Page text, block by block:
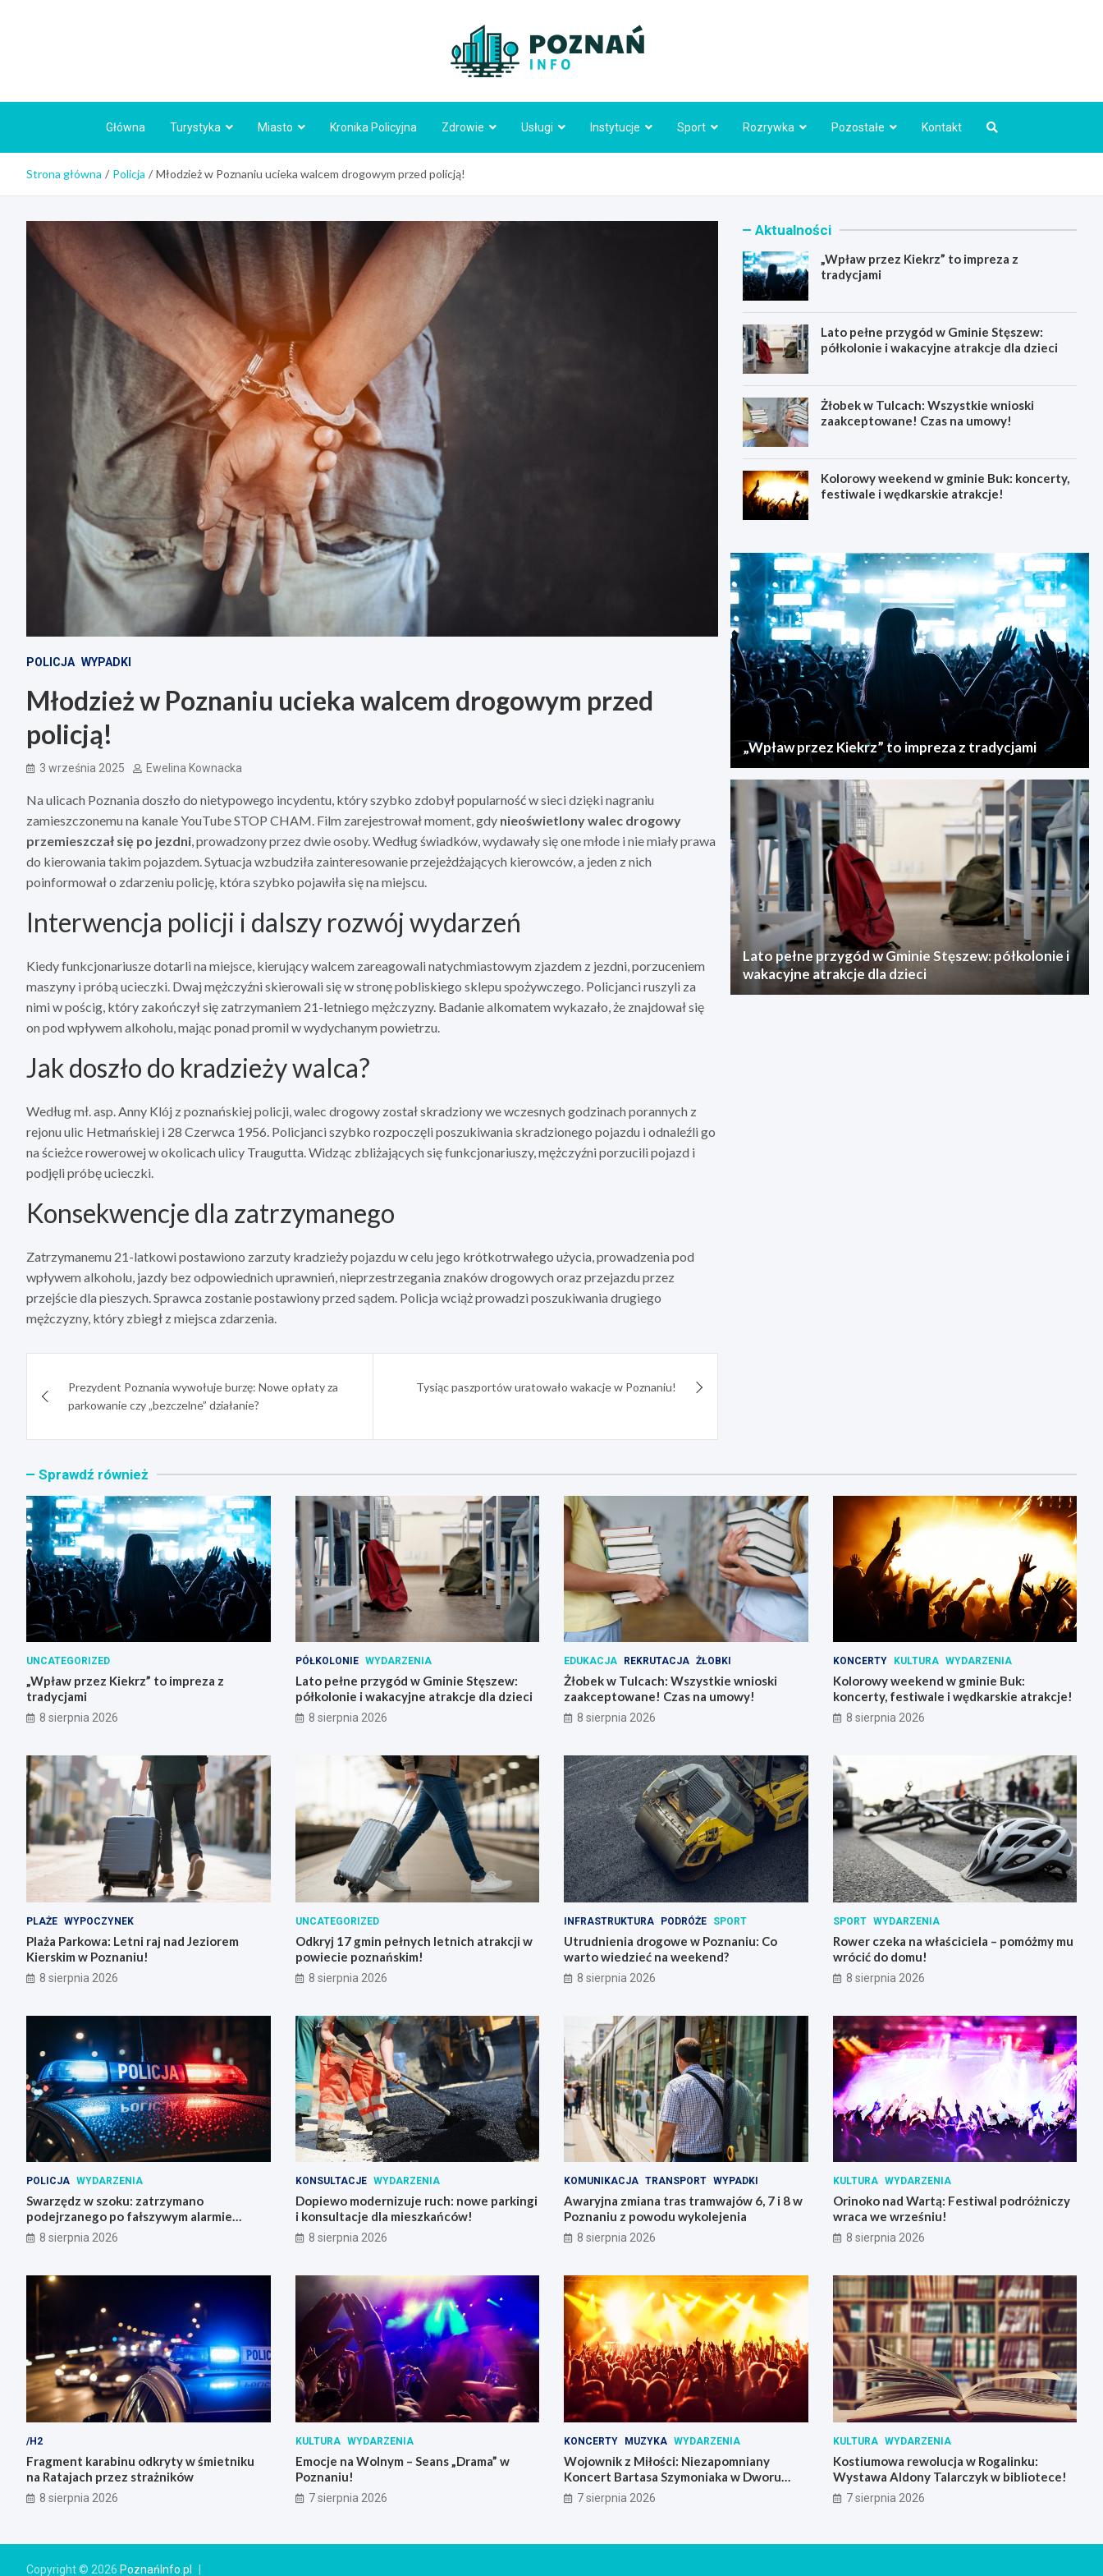
Główna Turystyka Miasto Kronika Policyjna Zdrowie Usługi Instytucje Sport Rozrywka Pozostałe Kontakt
Strona główna Policja Młodzież w Poznaniu ucieka walcem drogowym przed policją!
POLICJA WYPADKI
Młodzież w Poznaniu ucieka walcem drogowym przed
policją!
3 września 2025 Ewelina Kownacka
Na ulicach Poznania doszło do nietypowego incydentu, który szybko zdobył popularność w sieci dzięki nagraniu
zamieszczonemu na kanale YouTube STOP CHAM. Film zarejestrował moment, gdy nieoświetlony walec drogowy
przemieszczał się po jezdni, prowadzony przez dwie osoby. Według świadków, wydawały się one młode i nie miały prawa
do kierowania takim pojazdem. Sytuacja wzbudziła zainteresowanie przejeżdżających kierowców, a jeden z nich
poinformował o zdarzeniu policję, która szybko pojawiła się na miejscu.
Interwencja policji i dalszy rozwój wydarzeń
Kiedy funkcjonariusze dotarli na miejsce, kierujący walcem zareagowali natychmiastowym zjazdem z jezdni, porzuceniem
maszyny i próbą ucieczki. Dwaj mężczyźni skierowali się w stronę pobliskiego sklepu spożywczego. Policjanci ruszyli za
nimi w pościg, który zakończył się zatrzymaniem 21-letniego mężczyzny. Badanie alkomatem wykazało, że znajdował się
on pod wpływem alkoholu, mając ponad promil w wydychanym powietrzu.
Jak doszło do kradzieży walca?
Według mł. asp. Anny Klój z poznańskiej policji, walec drogowy został skradziony we wczesnych godzinach porannych z
rejonu ulic Hetmańskiej i 28 Czerwca 1956. Policjanci szybko rozpoczęli poszukiwania skradzionego pojazdu i odnaleźli go
na ścieżce rowerowej w okolicach ulicy Traugutta. Widząc zbliżających się funkcjonariuszy, mężczyźni porzucili pojazd i
podjęli próbę ucieczki.
Konsekwencje dla zatrzymanego
Zatrzymanemu 21-latkowi postawiono zarzuty kradzieży pojazdu w celu jego krótkotrwałego użycia, prowadzenia pod
wpływem alkoholu, jazdy bez odpowiednich uprawnień, nieprzestrzegania znaków drogowych oraz przejazdu przez
przejście dla pieszych. Sprawca zostanie postawiony przed sądem. Policja wciąż prowadzi poszukiwania drugiego
mężczyzny, który zbiegł z miejsca zdarzenia.
wpisuPrezydent Poznania wywołuje burzę: Nowe opłaty za
parkowanie czy „bezczelne” działanie?
Tysiąc paszportów uratowało wakacje w Poznaniu!
Aktualności
„Wpław przez Kiekrz” to impreza z
tradycjami
Lato pełne przygód w Gminie Stęszew:
półkolonie i wakacyjne atrakcje dla dzieci
Żłobek w Tulcach: Wszystkie wnioski
zaakceptowane! Czas na umowy!
Kolorowy weekend w gminie Buk: koncerty,
festiwale i wędkarskie atrakcje!
„Wpław przez Kiekrz” to impreza z tradycjami
Lato pełne przygód w Gminie Stęszew: półkolonie i
wakacyjne atrakcje dla dzieci
Sprawdź również
UNCATEGORIZED
„Wpław przez Kiekrz” to impreza z
tradycjami
8 sierpnia 2026
PÓŁKOLONIE WYDARZENIA
Lato pełne przygód w Gminie Stęszew:
półkolonie i wakacyjne atrakcje dla dzieci
8 sierpnia 2026
EDUKACJA REKRUTACJA ŻŁOBKI
Żłobek w Tulcach: Wszystkie wnioski
zaakceptowane! Czas na umowy!
8 sierpnia 2026
KONCERTY KULTURA WYDARZENIA
Kolorowy weekend w gminie Buk:
koncerty, festiwale i wędkarskie atrakcje!
8 sierpnia 2026
PLAŻE WYPOCZYNEK
Plaża Parkowa: Letni raj nad Jeziorem
Kierskim w Poznaniu!
8 sierpnia 2026
UNCATEGORIZED
Odkryj 17 gmin pełnych letnich atrakcji w
powiecie poznańskim!
8 sierpnia 2026
INFRASTRUKTURA PODRÓŻE SPORT
Utrudnienia drogowe w Poznaniu: Co
warto wiedzieć na weekend?
8 sierpnia 2026
SPORT WYDARZENIA
Rower czeka na właściciela – pomóżmy mu
wrócić do domu!
8 sierpnia 2026
POLICJA WYDARZENIA
Swarzędz w szoku: zatrzymano
podejrzanego po fałszywym alarmie
bombowym na stacji benzynowej
8 sierpnia 2026
KONSULTACJE WYDARZENIA
Dopiewo modernizuje ruch: nowe parkingi
i konsultacje dla mieszkańców!
8 sierpnia 2026
KOMUNIKACJA TRANSPORT WYPADKI
Awaryjna zmiana tras tramwajów 6, 7 i 8 w
Poznaniu z powodu wykolejenia
8 sierpnia 2026
KULTURA WYDARZENIA
Orinoko nad Wartą: Festiwal podróżniczy
wraca we wrześniu!
8 sierpnia 2026
/H2
Fragment karabinu odkryty w śmietniku
na Ratajach przez strażników
8 sierpnia 2026
KULTURA WYDARZENIA
Emocje na Wolnym – Seans „Drama” w
Poznaniu!
7 sierpnia 2026
KONCERTY MUZYKA WYDARZENIA
Wojownik z Miłości: Niezapomniany
Koncert Bartasa Szymoniaka w Dworu
Skrzynki
7 sierpnia 2026
KULTURA WYDARZENIA
Kostiumowa rewolucja w Rogalinku:
Wystawa Aldony Talarczyk w bibliotece!
7 sierpnia 2026
Copyright © 2026 PoznańInfo.pl